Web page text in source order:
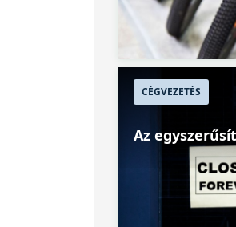
CÉGVEZETÉS
Az